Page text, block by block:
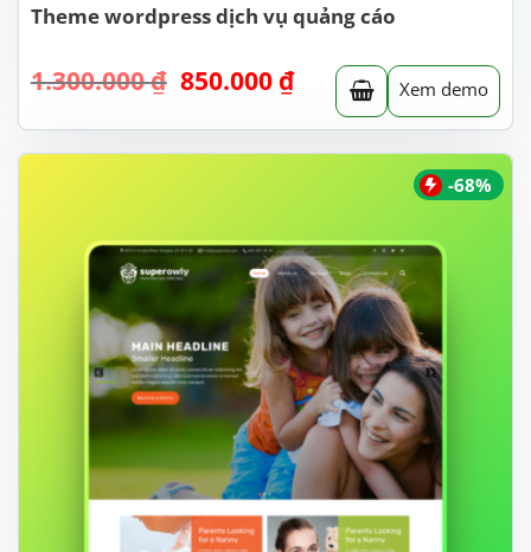
Theme wordpress dịch vụ quảng cáo
1.300.000₫ Giá
là:
1.300.000 ₫.
850.000 ₫Giá
hiện
tại
là:
Xem demo
-68%